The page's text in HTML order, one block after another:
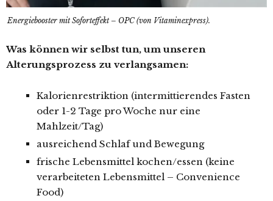
Energiebooster mit Soforteffekt – OPC (von Vitaminexpress).
Was können wir selbst tun, um unseren
Alterungsprozess zu verlangsamen:
Kalorienrestriktion (intermittierendes Fasten
oder 1-2 Tage pro Woche nur eine
Mahlzeit/Tag)
ausreichend Schlaf und Bewegung
frische Lebensmittel kochen/essen (keine
verarbeiteten Lebensmittel – Convenience
Food)